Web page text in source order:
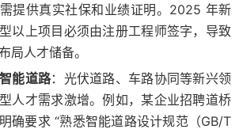
提供真实社保和业绩证明。2025 年新
以上项目必须由注册工程师签字，导致
局人才储备。
能道路：光伏道路、车路协同等新兴领
人才需求激增。例如，某企业招聘道桥
确要求 “熟悉智能道路设计规范（GB/T